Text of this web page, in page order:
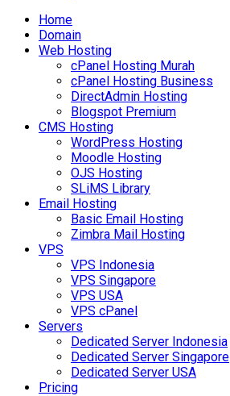
Home
Domain
Web Hosting
cPanel Hosting Murah
cPanel Hosting Business
DirectAdmin Hosting
Blogspot Premium
CMS Hosting
WordPress Hosting
Moodle Hosting
OJS Hosting
SLiMS Library
Email Hosting
Basic Email Hosting
Zimbra Mail Hosting
VPS
VPS Indonesia
VPS Singapore
VPS USA
VPS cPanel
Servers
Dedicated Server Indonesia
Dedicated Server Singapore
Dedicated Server USA
Pricing